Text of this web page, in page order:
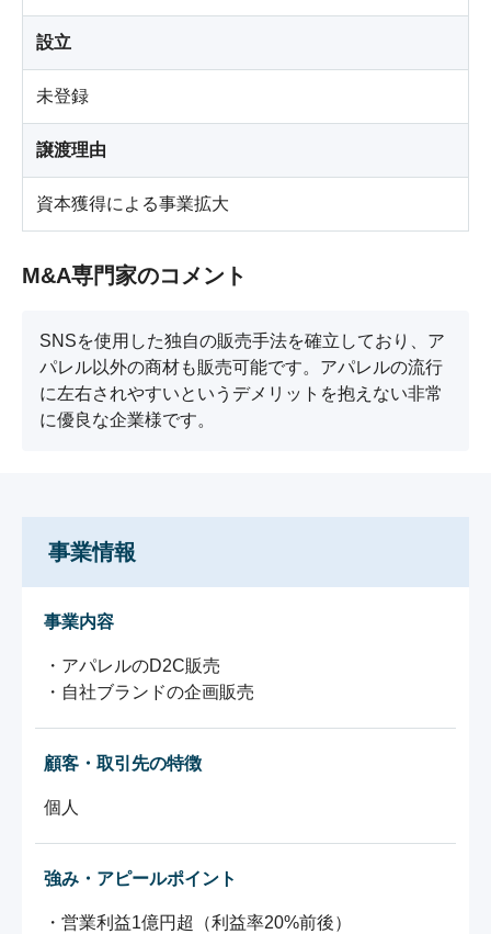
設立
未登録
譲渡理由
資本獲得による事業拡大
M&A専門家のコメント
SNSを使用した独自の販売手法を確立しており、ア
パレル以外の商材も販売可能です。アパレルの流行
に左右されやすいというデメリットを抱えない非常
に優良な企業様です。
事業情報
事業内容
・アパレルのD2C販売
・自社ブランドの企画販売
顧客・取引先の特徴
個人
強み・アピールポイント
・営業利益1億円超（利益率20%前後）